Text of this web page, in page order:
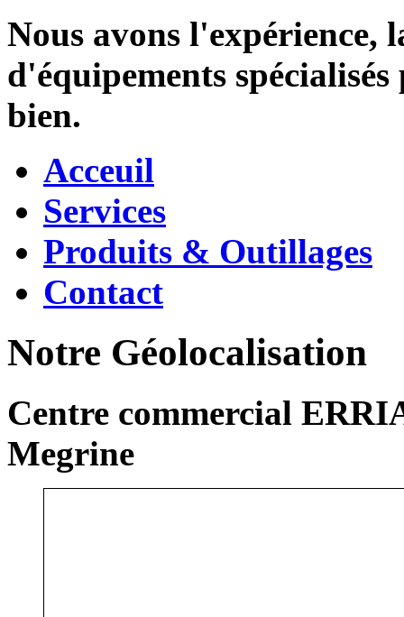
Nous avons l'expérience,
d'équipements
bien.
Acceuil
Services
Produits & Outillages
Contact
Notre Géolocalisation
Centre commercial
Megrine